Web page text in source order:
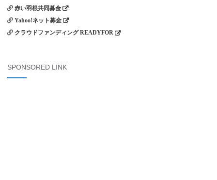
赤い羽根共同募金
Yahoo!ネット募金
クラウドファンディング READYFOR
SPONSORED LINK